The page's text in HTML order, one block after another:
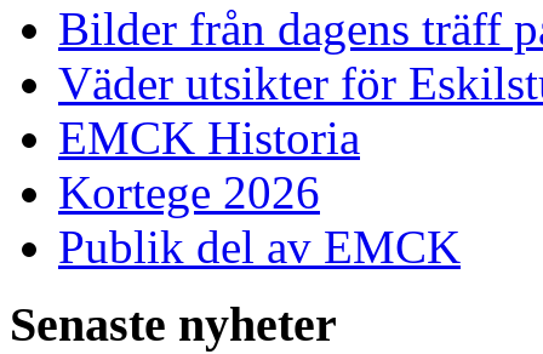
Bilder från dagens träff
Väder utsikter för
EMCK Historia
Kortege 2026
Publik del av EMCK
Senaste nyheter